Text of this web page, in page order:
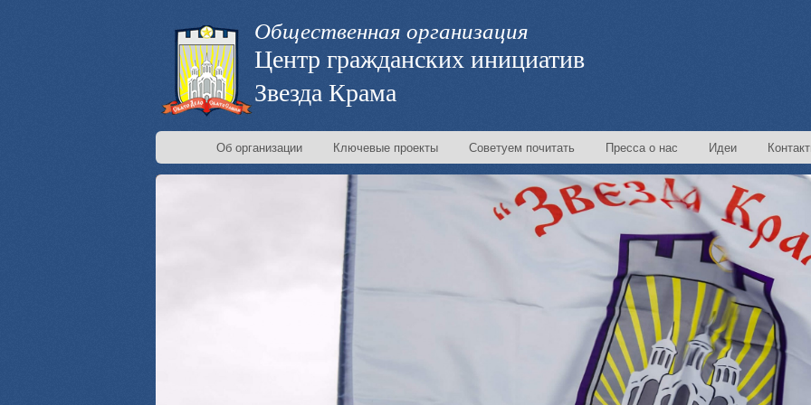
Общественная организация
Центр гражданских инициатив
Звезда Крама
Об организации Ключевые проекты Советуем почитать Пресса о нас Идеи